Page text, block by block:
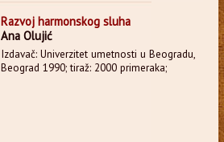
Razvoj harmonskog sluha
Ana Olujić
Izdavač: Univerzitet umetnosti u Beogradu,
Beograd 1990; tiraž: 2000 primeraka;